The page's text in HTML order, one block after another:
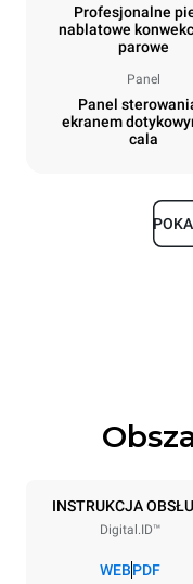
Profesjonalne
nablatowe
parowe
Panel
Panel
ekranem
cala
10
Rozstaw blach
INSTRUKCJA
Digital.ID™
WEBPDF